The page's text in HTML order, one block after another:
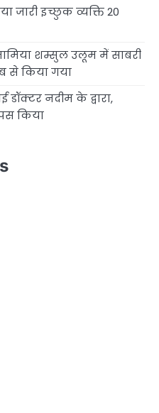
जारी इच्छुक व्यक्ति 20
शम्सुल उलूम में साबरी
से किया गया
नदीम के द्वारा,
किया